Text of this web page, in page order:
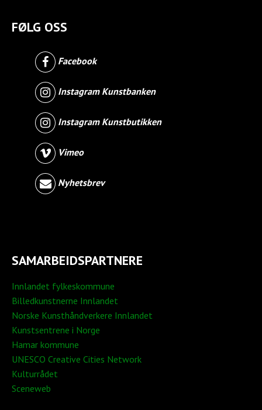
FØLG OSS
Facebook
Instagram Kunstbanken
Instagram Kunstbutikken
Vimeo
Nyhetsbrev
SAMARBEIDSPARTNERE
Innlandet fylkeskommune
Billedkunstnerne Innlandet
Norske Kunsthåndverkere Innlandet
Kunstsentrene i Norge
Hamar kommune
UNESCO Creative Cities Network
Kulturrådet
Sceneweb